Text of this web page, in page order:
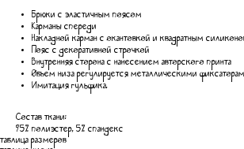
Брюки с эластичным поясом
Карманы спереди
Накладной карман с окантовкой и квадратным
Пояс с декоративной строчкой
Внутренняя сторона с нанесением авторского принта
Объем низа регулируется металлическими
Имитация гульфика.
Состав ткани:
95% полиэстер, 5% спандекс
таблица размеров